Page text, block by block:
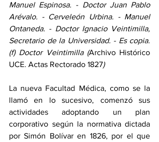
Manuel Espinosa. - Doctor Juan Pablo
Arévalo. - Cerveleón Urbina. - Manuel
Ontaneda. - Doctor Ignacio Veintimilla,
Secretario de la Universidad. - Es copia.
(f) Doctor Veintimilla (Archivo Histórico
UCE. Actas Rectorado 1827)
La nueva Facultad Médica, como se la
llamó en lo sucesivo, comenzó sus
actividades adoptando un plan
corporativo según la normativa dictada
por Simón Bolívar en 1826, por el que